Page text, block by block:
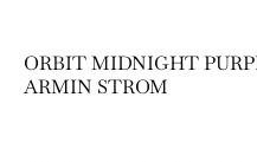
ORBIT MIDNIGHT
ARMIN STROM